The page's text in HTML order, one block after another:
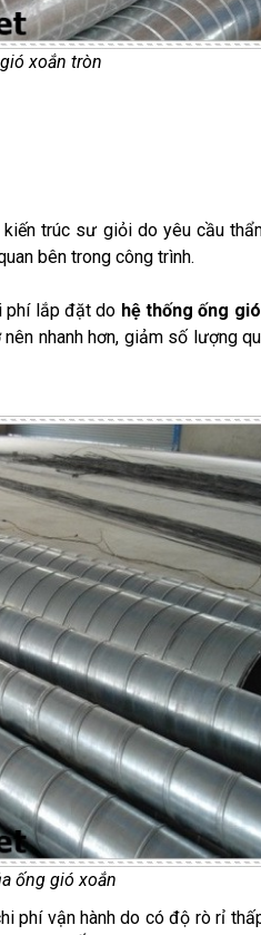
xoắn tròn
trúc sư giỏi do yêu cầu
bên trong công trình.
phí lắp đặt do hệ thống ống
nhanh hơn, giảm số lượng
ống gió xoắn
phí vận hành do có độ rò rỉ